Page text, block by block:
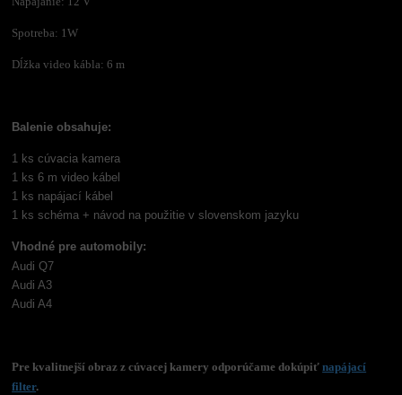
Spotreba: 1W
Dĺžka video kábla: 6 m
Balenie obsahuje:
1 ks cúvacia kamera
1 ks 6 m video kábel
1 ks napájací kábel
1 ks schéma + návod na použitie v slovenskom jazyku
Vhodné pre automobily:
Audi Q7
Audi A3
Audi A4
Pre kvalitnejší obraz z cúvacej kamery odporúčame dokúpiťnapájací
filter.